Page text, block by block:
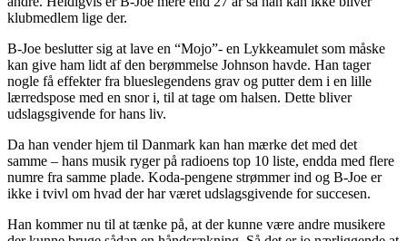
klubmedlem lige der.
B-Joe beslutter sig at lave en “Mojo”- en Lykkeamulet som måske
kan give ham lidt af den berømmelse Johnson havde. Han tager
nogle få effekter fra blueslegendens grav og putter dem i en lille
lærredspose med en snor i, til at tage om halsen. Dette bliver
udslagsgivende for hans liv.
Da han vender hjem til Danmark kan han mærke det med det
samme – hans musik ryger på radioens top 10 liste, endda med flere
numre fra samme plade. Koda-pengene strømmer ind og B-Joe er
ikke i tvivl om hvad der har været udslagsgivende for succesen.
Han kommer nu til at tænke på, at der kunne være andre musikere